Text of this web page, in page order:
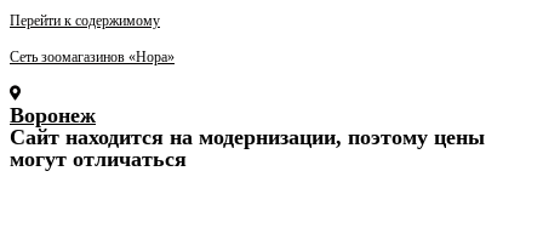
Перейти к содержимому
Сеть зоомагазинов «Нора»
Воронеж
Cайт находится на модернизации, поэтому цены
могут отличаться